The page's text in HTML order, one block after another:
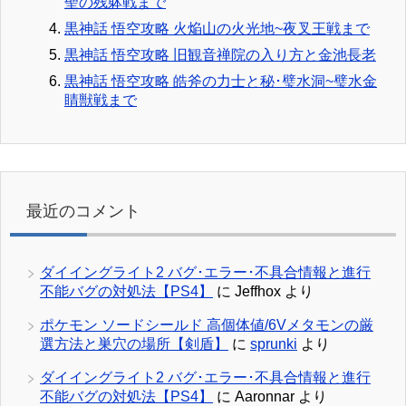
黒神話 悟空攻略 火焔山の火光地~夜叉王戦まで
黒神話 悟空攻略 旧観音禅院の入り方と金池長老
黒神話 悟空攻略 皓斧の力士と秘･璧水洞~璧水金
睛獣戦まで
最近のコメント
ダイイングライト2 バグ･エラー･不具合情報と進行
不能バグの対処法【PS4】
に Jeffhox より
ポケモン ソードシールド 高個体値/6Vメタモンの厳
選方法と巣穴の場所【剣盾】
に sprunki より
ダイイングライト2 バグ･エラー･不具合情報と進行
不能バグの対処法【PS4】
に Aaronnar より